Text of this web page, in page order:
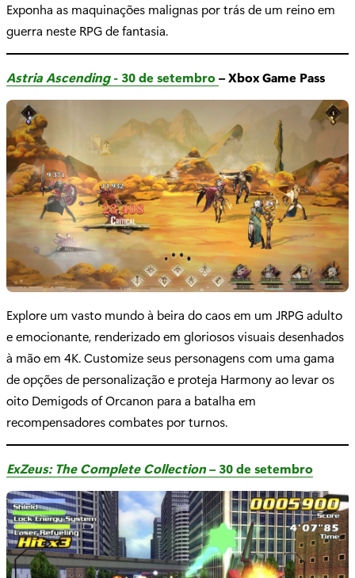
Exponha as maquinações malignas por trás de um reino em
guerra neste RPG de fantasia.
Astria Ascending- 30 de setembro– Xbox Game Pass
Explore um vasto mundo à beira do caos em um JRPG adulto
e emocionante, renderizado em gloriosos visuais desenhados
à mão em 4K. Customize seus personagens com uma gama
de opções de personalização e proteja Harmony ao levar os
oito Demigods of Orcanon para a batalha em
recompensadores combates por turnos.
ExZeus: The Complete Collection– 30 de setembro